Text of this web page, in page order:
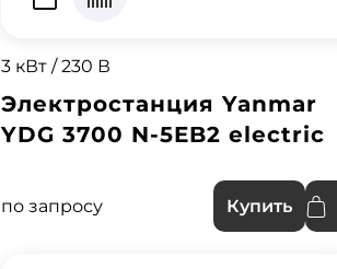
3 кВт / 230 В
Электростанция Yanmar
YDG 3700 N-5EB2 electric
по запросу Купить